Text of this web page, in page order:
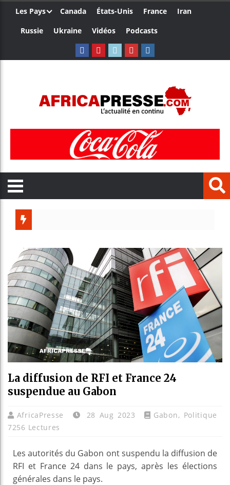
Les Pays Canada États-Unis France
Iran
Russie
Ukraine Vidéos Podcasts
La diffusion de RFI et France 24
suspendue au Gabon
AfricaPresse 28 Aug 2023 Gabon, Politique
7256 Lectures
Les autorités du Gabon ont suspendu la diffusion de
RFI et France 24 dans le pays, après les élections
générales dans le pays.